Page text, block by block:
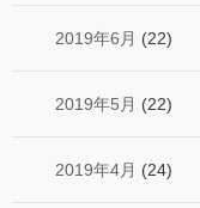
2019年6月 (22)
2019年5月 (22)
2019年4月 (24)